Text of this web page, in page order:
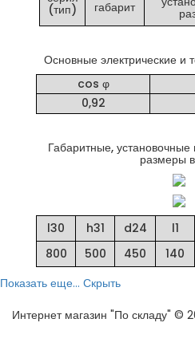
(тип) габарит
Основные электрические и
cos φ
0,92
Габаритные,
размеры
l30 h31 d24 l1
800
500 450 140
Показать еще... Скрыть
Интернет магазин "По складу" ©